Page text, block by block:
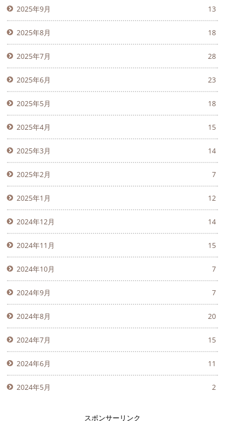
2025年9月 13
2025年8月 18
2025年7月 28
2025年6月 23
2025年5月 18
2025年4月 15
2025年3月 14
2025年2月 7
2025年1月 12
2024年12月 14
2024年11月 15
2024年10月 7
2024年9月 7
2024年8月 20
2024年7月 15
2024年6月 11
2024年5月 2
スポンサーリンク